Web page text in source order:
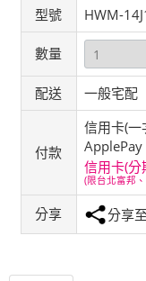
型號
HWM-
數量
配送 一般宅配
付款
信用卡(一
ApplePay
信用卡(分
(限台北富邦
分享 分享